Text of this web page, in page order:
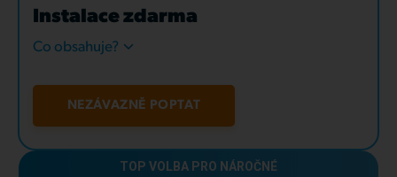
Instalace zdarma
Co obsahuje?
NEZÁVAZNĚ POPTAT